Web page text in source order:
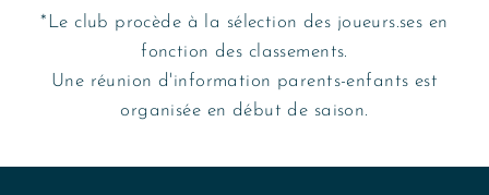
*Le club procède à la sélection des joueurs.ses en
fonction des classements.
Une réunion d'information parents-enfants est
organisée en début de saison.